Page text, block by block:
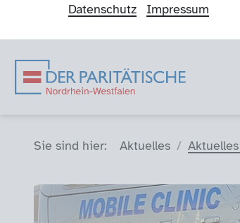
Datenschutz Impressum
Der
Navigation
Sie sind hier: Aktuelles